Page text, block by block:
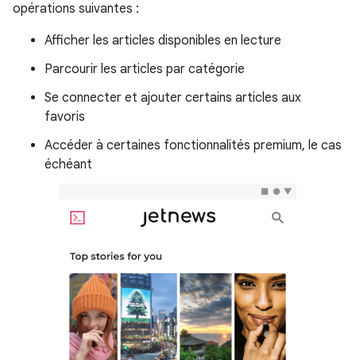
opérations suivantes :
Afficher les articles disponibles en lecture
Parcourir les articles par catégorie
Se connecter et ajouter certains articles aux
favoris
Accéder à certaines fonctionnalités premium, le cas
échéant